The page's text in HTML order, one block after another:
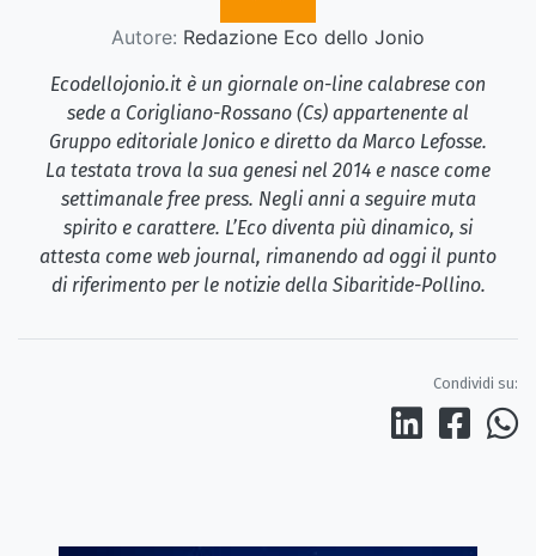
Autore: Redazione Eco dello Jonio
Ecodellojonio.it è un giornale on-line calabrese con
sede a Corigliano-Rossano (Cs) appartenente al
Gruppo editoriale Jonico e diretto da Marco Lefosse.
La testata trova la sua genesi nel 2014 e nasce come
settimanale free press. Negli anni a seguire muta
spirito e carattere. L’Eco diventa più dinamico, si
attesta come web journal, rimanendo ad oggi il punto
di riferimento per le notizie della Sibaritide-Pollino.
Condividi su: